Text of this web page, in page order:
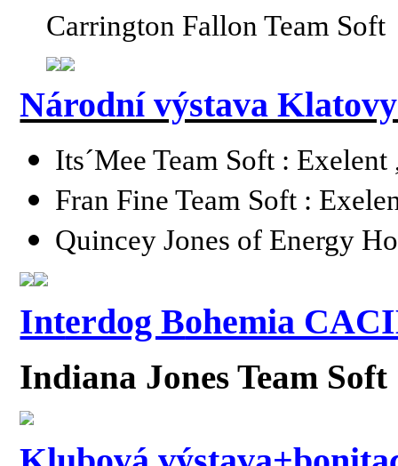
Carrington Fallon Team Soft
Národní výstava
Its´Mee Team Soft : Exelent
Fran Fine Team Soft :
Quincey Jones of Energy
Interdog Bohemia
Indiana Jones Team